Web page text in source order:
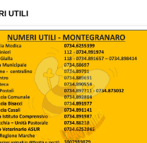
UTILI